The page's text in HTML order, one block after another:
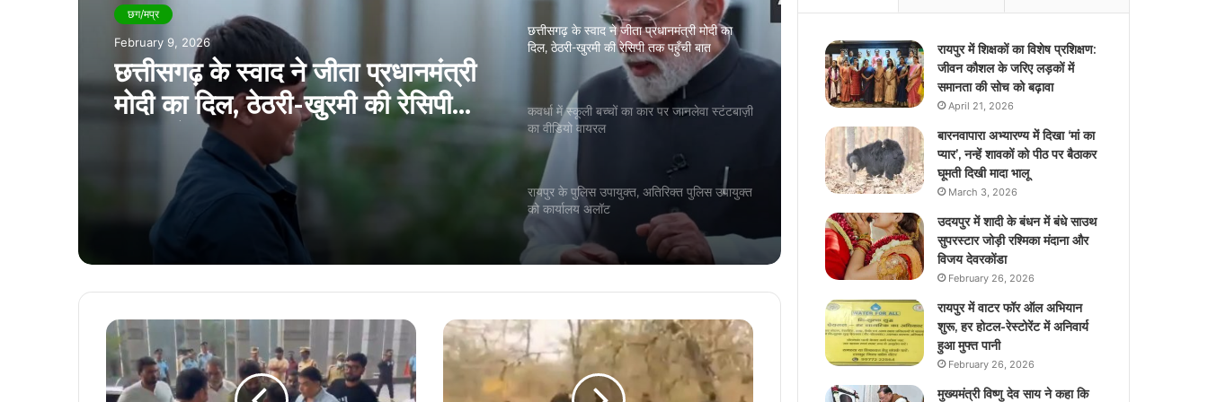
छग/मप्र
February 6, 2026
कवर्धा में स्कूली बच्चों का कार पर
जानलेवा स्टंटबाज़ी का वीडियो वायरल
कवर्धा में स्कूली बच्चों का कार पर जानलेवा स्टंटबाज़ी
का वीडियो वायरल
रायपुर के पुलिस उपायुक्त, अतिरिक्त पुलिस उपायुक्त
को कार्यालय अलॉट
रायपुर में सनी लियोनी के कार्यक्रम का विरोध, बजरंग
दल ने जताई आपत्ति..
रायपुर स्थित निवास पर दिया गया हिंदी का सर्वोच्च
छत्तीसगढ़ को स्वास्थ्य सेवाओं के क्षेत्र में मिली दो
ऐतिहासिक उपलब्धि, सीएम विष्णु देव साय दी
शुभकामनाएं
रायपुर में शिक्षकों का विशेष प्रशिक्षण:
जीवन कौशल के जरिए लड़कों में
समानता की सोच को बढ़ावा
April 21, 2026
बारनवापारा अभ्यारण्य में दिखा ‘मां का
प्यार’, नन्हें शावकों को पीठ पर बैठाकर
घूमती दिखी मादा भालू
March 3, 2026
उदयपुर में शादी के बंधन में बंधे साउथ
सुपरस्टार जोड़ी रश्मिका मंदाना और
विजय देवरकोंडा
February 26, 2026
रायपुर में वाटर फॉर ऑल अभियान
शुरू, हर होटल-रेस्टोरेंट में अनिवार्य
हुआ मुफ्त पानी
February 26, 2026
मुख्यमंत्री विष्णु देव साय ने कहा कि